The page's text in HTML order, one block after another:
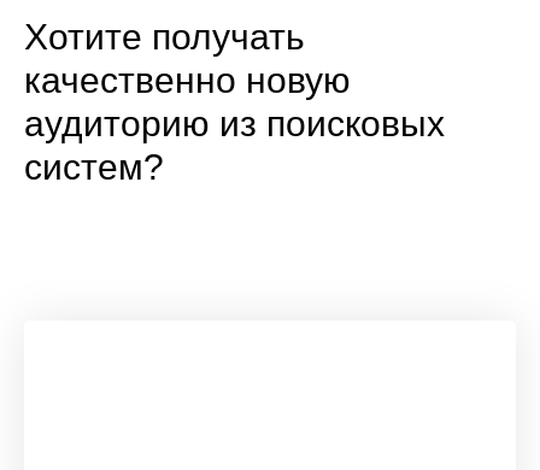
Хотите получать
качественно новую
аудиторию из поисковых
систем?